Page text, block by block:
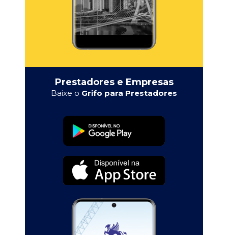
Prestadores e Empresas
Baixe o Grifo para Prestadores